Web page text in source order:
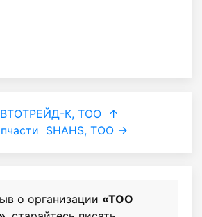
К, ТОО
↑
SHAHS, ТОО →
о организации «ТОО